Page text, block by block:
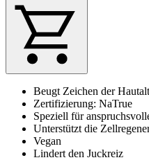
Beugt Zeichen der
Zertifizierung: NaTrue
Speziell für
Unterstützt die
Vegan
Lindert den Juckreiz